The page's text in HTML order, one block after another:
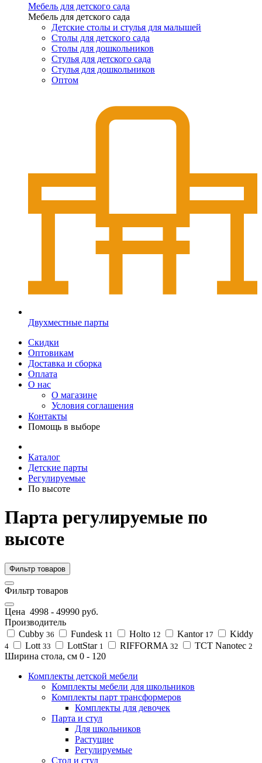
Мебель для детского сада
Мебель для детского сада
Детские столы и стулья для малышей
Столы для детского сада
Столы для дошкольников
Стулья для детского сада
Стулья для дошкольников
Оптом
Двухместные парты
Скидки
Оптовикам
Доставка и сборка
Оплата
О нас
О магазине
Условия соглашения
Контакты
Помощь в выборе
Каталог
Детские парты
Регулируемые
По высоте
Парта регулируемые по
высоте
Фильтр товаров
Фильтр товаров
Цена 4998 - 49990 руб.
Производитель
Cubby 36 Fundesk 11 Holto 12 Kantor 17 Kiddy
4 Lott 33 LottStar 1 RIFFORMA 32 TCT Nanotec 2
Ширина стола, см 0 - 120
Комплекты детской мебели
Комплекты мебели для школьников
Комплекты парт трансформеров
Комплекты для девочек
Парта и стул
Для школьников
Растущие
Регулируемые
Стол и стул